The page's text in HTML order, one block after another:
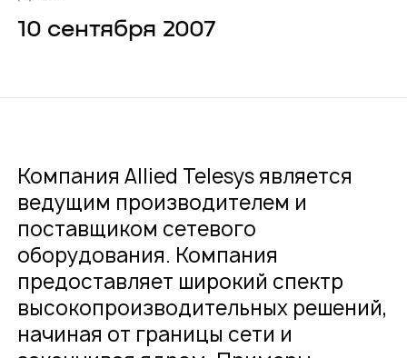
ИТ-решения
Отраслевые решения
О компании Карьера
Проекты Контакты
Новости
10 сентября 2007
Компания Allied Telesys является
ведущим производителем и
поставщиком сетевого
оборудования. Компания
предоставляет широкий спектр
высокопроизводительных решений,
начиная от границы сети и